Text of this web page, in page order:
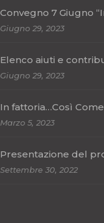
Convegno 7 Giugno
Giugno 29, 2023
Elenco aiuti e
Giugno 29, 2023
In fattoria…Così Come
Marzo 5, 2023
Presentazione del
Settembre 30, 2022